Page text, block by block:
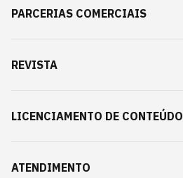
PARCERIAS COMERCIAIS
REVISTA
LICENCIAMENTO DE CONTEÚDO
ATENDIMENTO